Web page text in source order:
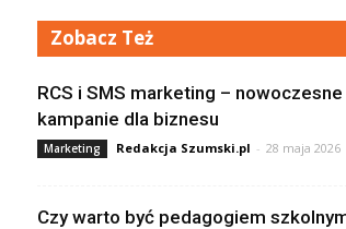
Zobacz Też
RCS i SMS marketing – nowoczesne
kampanie dla biznesu
Marketing Redakcja Szumski.pl - 28 maja 2026
Czy warto być pedagogiem